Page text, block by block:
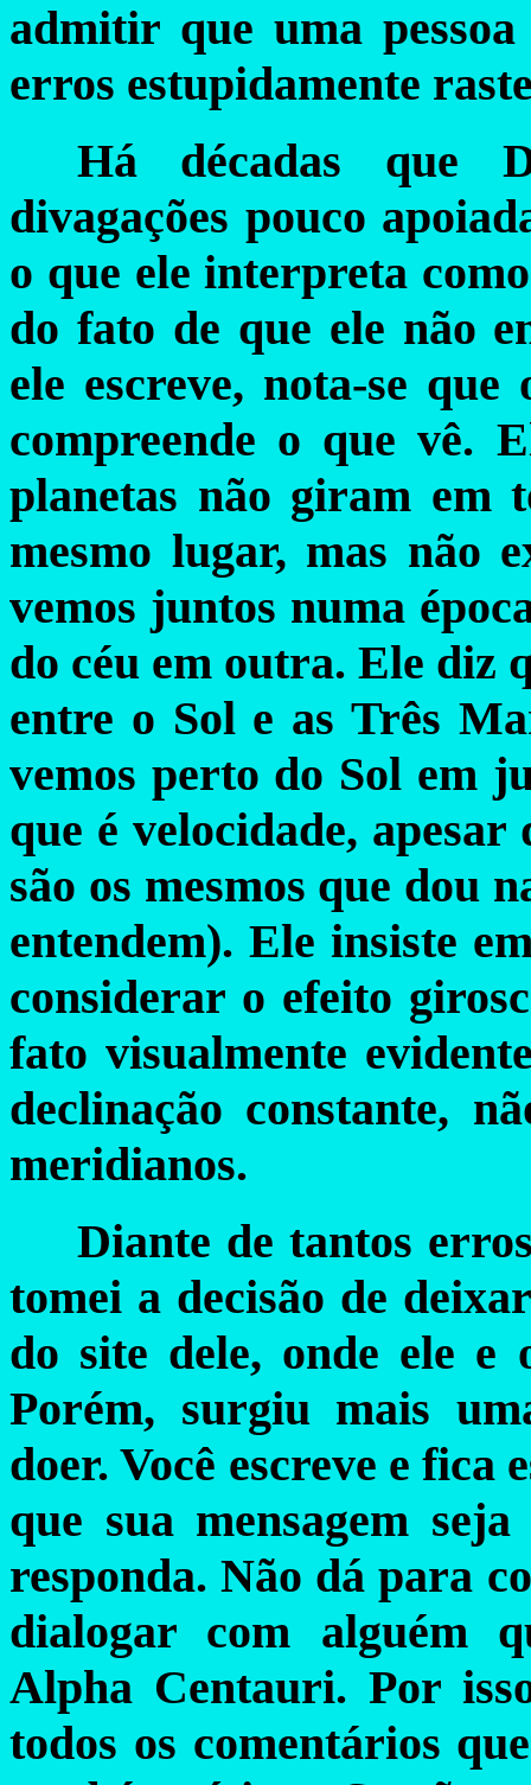
admitir que uma
erros estupidamente
Há décadas que
divagações pouco
o que ele interpreta
do fato de que ele não
ele escreve, nota-se
compreende o que vê.
planetas não giram em
mesmo lugar, mas não
vemos juntos numa
do céu em outra. Ele diz
entre o Sol e as Três
vemos perto do Sol em
que é velocidade, apesar
são os mesmos que dou
entendem). Ele insiste
considerar o efeito
fato visualmente
declinação constante,
meridianos.
Diante de tantos
tomei a decisão de
do site dele, onde ele
Porém, surgiu mais
doer. Você escreve e
que sua mensagem
responda. Não dá para
dialogar com alguém
Alpha Centauri. Por
todos os comentários